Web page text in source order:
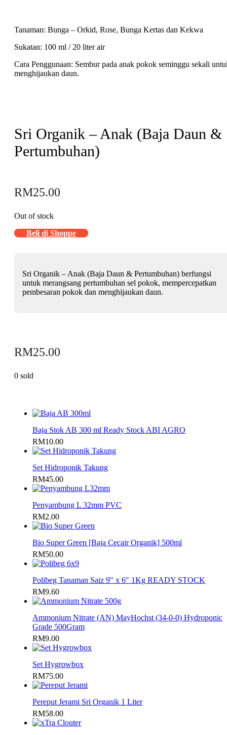
Tanaman: Bunga – Orkid, Rose, Bunga Kertas dan Kekwa
Sukatan: 100 ml / 20 liter air
Cara Penggunaan: Sembur pada anak pokok seminggu sekali
menghijaukan daun.
Sri Organik – Anak (Baja Daun &
Pertumbuhan)
RM25.00
Out of stock
Beli di Shoppe
Sri Organik – Anak (Baja Daun & Pertumbuhan) berfungsi
untuk merangsang pertumbuhan sel pokok, mempercepatkan
pembesaran pokok dan menghijaukan daun.
RM25.00
0 sold
Baja Stok AB 300 ml Ready Stock ABI AGRO
RM10.00
Set Hidroponik Takung
RM45.00
Penyambung L 32mm PVC
RM2.00
Bio Super Green [Baja Cecair Organik] 500ml
RM50.00
Polibeg Tanaman Saiz 9″ x 6″ 1Kg READY STOCK
RM9.60
Ammonium Nitrate (AN) MayHochst (34-0-0) Hydroponic
Grade 500Gram
RM9.00
Set Hygrowbox
RM75.00
Pereput Jerami Sri Organik 1 Liter
RM58.00